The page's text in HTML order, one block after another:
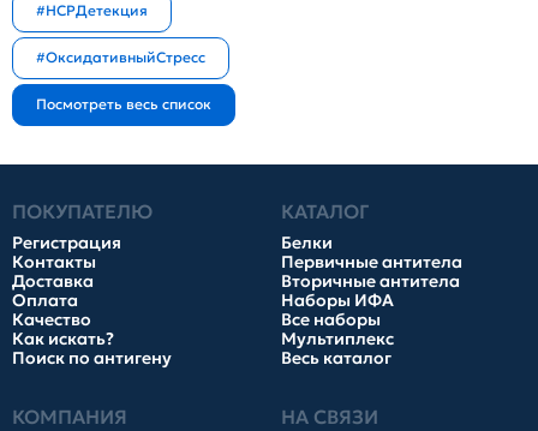
#HCPДетекция
#ОксидативныйСтресс
ПОКУПАТЕЛЮ
Регистрация
Контакты
Доставка
Оплата
Качество
Как искать?
Поиск по антигену
КАТАЛОГ
Белки
Первичные антитела
Вторичные антитела
Наборы ИФА
Все наборы
Мультиплекс
Весь каталог
КОМПАНИЯ НА СВЯЗИ